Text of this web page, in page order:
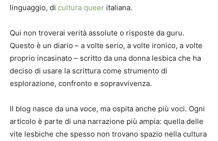
linguaggio, di cultura queer italiana.
Qui non troverai verità assolute o risposte da guru.
Questo è un diario – a volte serio, a volte ironico, a volte
proprio incasinato – scritto da una donna lesbica che ha
deciso di usare la scrittura come strumento di
esplorazione, confronto e sopravvivenza.
Il blog nasce da una voce, ma ospita anche più voci. Ogni
articolo è parte di una narrazione più ampia: quella delle
vite lesbiche che spesso non trovano spazio nella cultura